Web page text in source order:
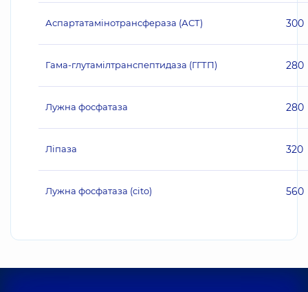
Аспартатамінотрансфераза (АСТ) 300
Гама-глутамілтранспептидаза (ГГТП) 280
Лужна фосфатаза 280
Ліпаза 320
Лужна фосфатаза (cito) 560